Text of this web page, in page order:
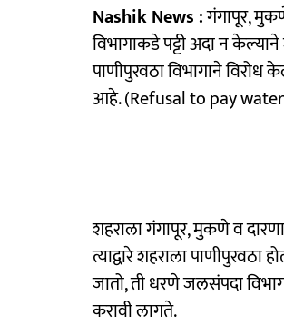
Nashik News :गंगापूर,
विभागाकडे पट्टी अदा न
पाणीपुरवठा विभागाने विरोध
आहे. (Refusal to pay
शहराला गंगापूर, मुकणे व
त्याद्वारे शहराला
जातो, ती धरणे जलसंपदा
करावी लागते.